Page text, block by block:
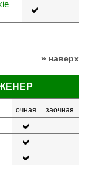
» наверх
очная заочная